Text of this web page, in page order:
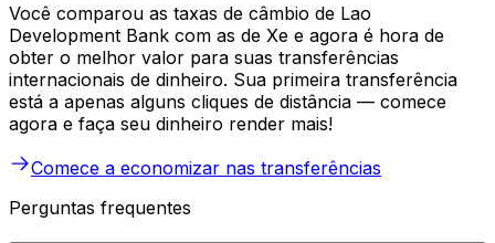
Você comparou as taxas de câmbio de Lao
Development Bank com as de Xe e agora é hora de
obter o melhor valor para suas transferências
internacionais de dinheiro. Sua primeira transferência
está a apenas alguns cliques de distância — comece
agora e faça seu dinheiro render mais!
Comece a economizar nas transferências
Perguntas frequentes